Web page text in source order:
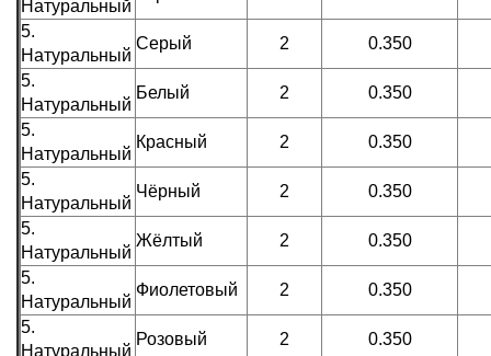
Натуральный
5.
Натуральный
Серый 2
0.350
5.
Натуральный
Белый 2
0.350
5.
Натуральный
Красный 2
0.350
5.
Натуральный
Чёрный 2
0.350
5.
Натуральный
Жёлтый 2
0.350
5.
Натуральный
Фиолетовый 2
0.350
5.
Натуральный
Розовый 2 0.350